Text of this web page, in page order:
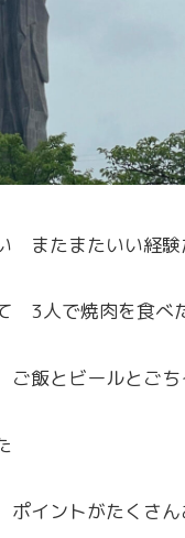
またまたいい経験
3人で焼肉を食べ
飯とビールとご
イントがたくさ